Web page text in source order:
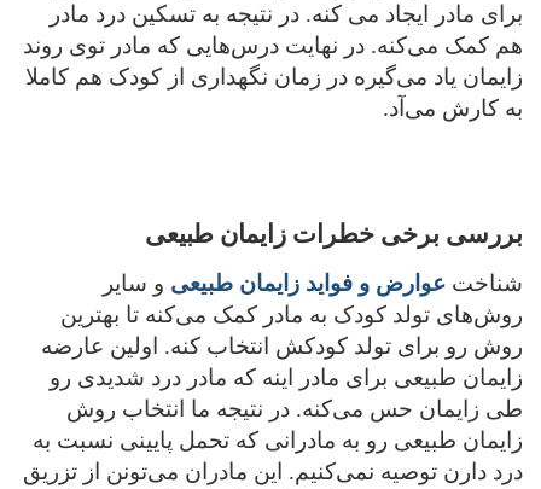
برای مادر ایجاد می کنه. در نتیجه به تسکین درد مادر
هم کمک می‌کنه. در نهایت درس‌هایی که مادر توی روند
زایمان یاد می‌گیره در زمان نگهداری از کودک هم کاملا
به کارش می‌آد.
بررسی برخی خطرات زایمان طبیعی
شناخت عوارض و فواید زایمان طبیعی و سایر
روش‌های تولد کودک به مادر کمک می‌کنه تا بهترین
روش رو برای تولد کودکش انتخاب کنه. اولین عارضه
زایمان طبیعی برای مادر اینه که مادر درد شدیدی رو
طی زایمان حس می‌کنه. در نتیجه ما انتخاب روش
زایمان طبیعی رو به مادرانی که تحمل پایینی نسبت به
درد دارن توصیه نمی‌کنیم. این مادران می‌تونن از تزریق